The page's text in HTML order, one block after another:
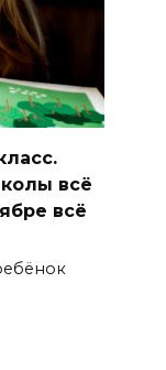
всё
всё